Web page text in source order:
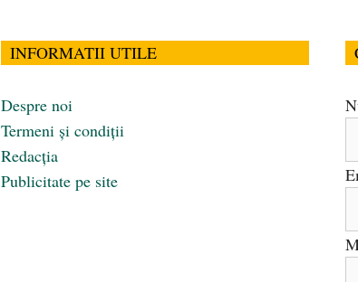
INFORMATII UTILE
Despre noi
Termeni și condiții
Redacția
Publicitate pe site